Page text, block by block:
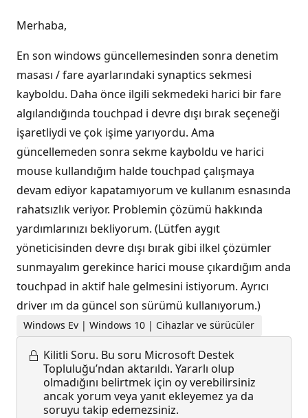
Merhaba,
En son windows güncellemesinden sonra denetim
masası / fare ayarlarındaki synaptics sekmesi
kayboldu. Daha önce ilgili sekmedeki harici bir fare
algılandığında touchpad i devre dışı bırak seçeneği
işaretliydi ve çok işime yarıyordu. Ama
güncellemeden sonra sekme kayboldu ve harici
mouse kullandığım halde touchpad çalışmaya
devam ediyor kapatamıyorum ve kullanım esnasında
rahatsızlık veriyor. Problemin çözümü hakkında
yardımlarınızı bekliyorum. (Lütfen aygıt
yöneticisinden devre dışı bırak gibi ilkel çözümler
sunmayalım gerekince harici mouse çıkardığım anda
touchpad in aktif hale gelmesini istiyorum. Ayrıcı
driver ım da güncel son sürümü kullanıyorum.)
Windows Ev | Windows 10 | Cihazlar ve sürücüler
Kilitli Soru. Bu soru Microsoft Destek
Topluluğu’ndan aktarıldı. Yararlı olup
olmadığını belirtmek için oy verebilirsiniz
ancak yorum veya yanıt ekleyemez ya da
soruyu takip edemezsiniz.